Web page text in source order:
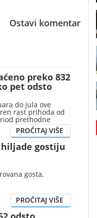
Ostavi komentar
preko 832
pet odsto
do jula ove
rast prihoda od
prethodne
hiljade gostiju
gosta,